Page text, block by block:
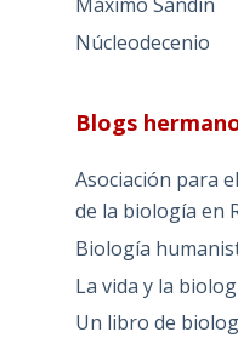
Núcleodecenio
Blogs
Asociación para
de la biología en
Biología
La vida y la
Un libro de